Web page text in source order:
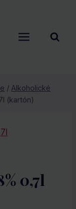
/ Alkoholické
(kartón)
0,7l